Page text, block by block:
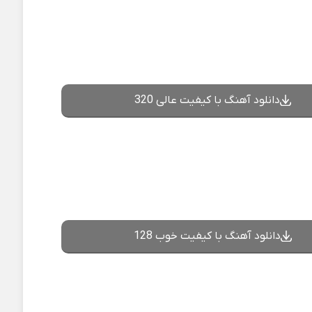
دانلود آهنگ با کیفیت عالی 320
دانلود آهنگ با کیفیت خوب 128